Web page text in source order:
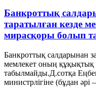
Банкроттық
таратылған кезде
мирасқоры болып
Банкроттық салдарынан
мемлекет оның
табылмайды.Д.сотқа
министрлігіне (бұдан әрі